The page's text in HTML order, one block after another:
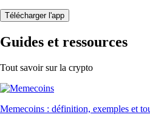
Télécharger l'app
Guides et ressources
Tout savoir sur la crypto
Memecoins : définition, exemples et